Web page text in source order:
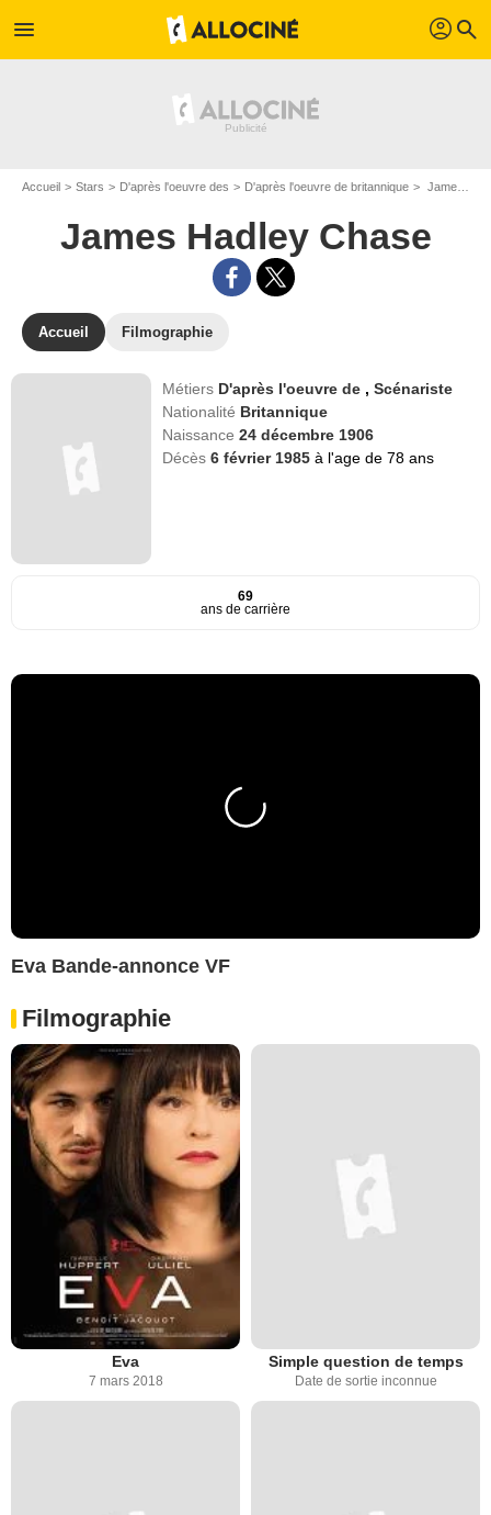
menu profil search
Accueil Stars D'après l'oeuvre des D'après l'oeuvre de britannique James Hadley Chase
James Hadley Chase
Accueil Filmographie
Métiers D'après l'oeuvre de ,Scénariste
Nationalité Britannique
Naissance24 décembre 1906
Décès6 février 1985à l'age de 78 ans
69
ans de carrière
Eva Bande-annonce VF
Filmographie
Eva
7 mars 2018
Simple question de temps
Date de sortie inconnue